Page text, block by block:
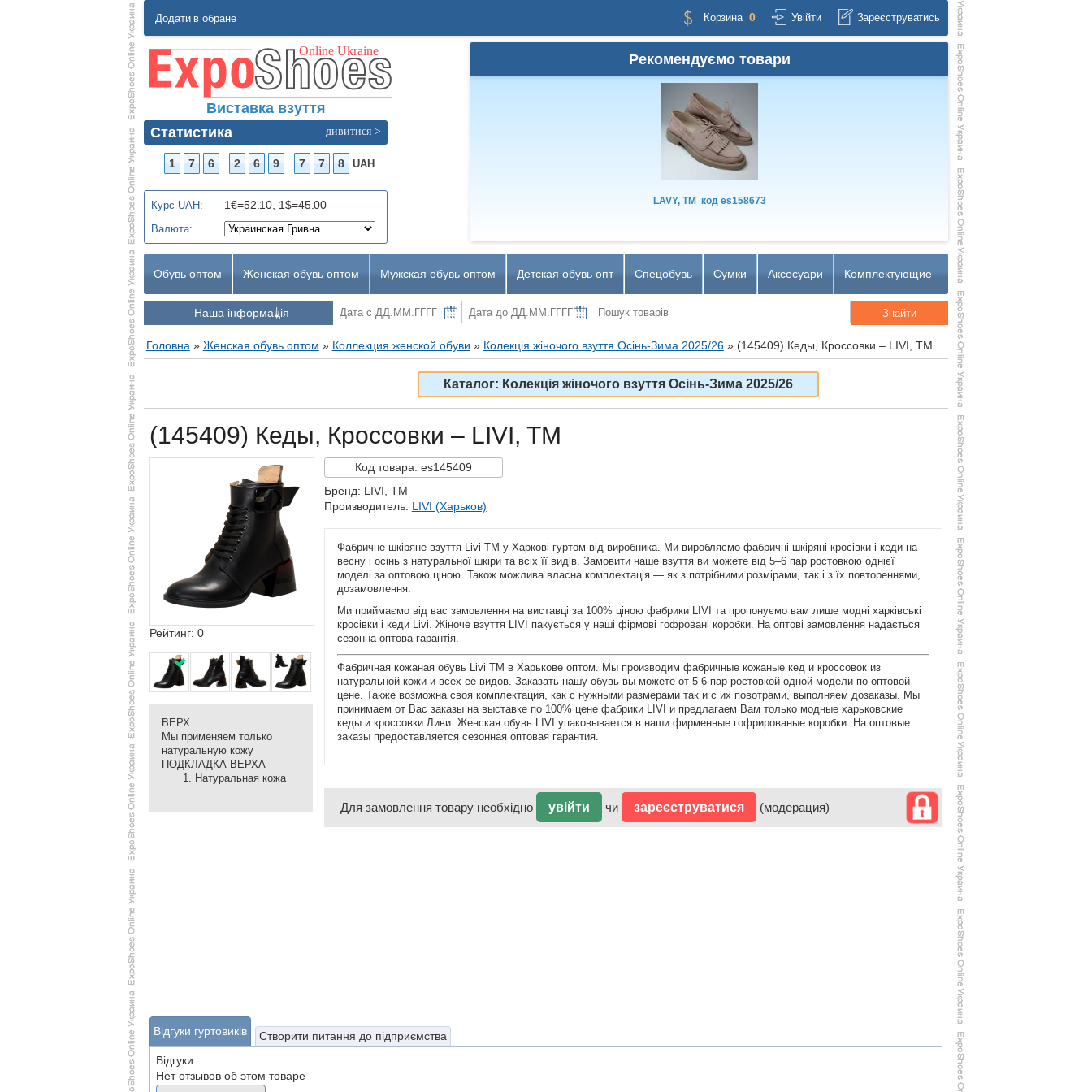
Додати в обране Корзина 0 Увійти Зареєструватись
Виставка взуття
Статистика
дивитися >
1 7 6 2 6 9 7 7 8 UAH
Курс UAH: 1€=52.10, 1$=45.00
Валюта:
Рекомендуємо товари
LAVY, TM кодes158673
Обувь оптом Женская обувь оптом Мужская обувь оптом Детская обувь опт Спецобувь Сумки Аксесуари Комплектующие
Наша інформація
Головна » Женская обувь оптом » Коллекция женской обуви » Колекція жіночого взуття Осінь-Зима 2025/26» (145409) Кеды, Кроссовки – LIVI, TM
Каталог: Колекція жіночого взуття Осінь-Зима 2025/26
(145409) Кеды, Кроссовки – LIVI, TM
Рейтинг: 0
ВЕРХ
Мы применяем только
натуральную кожу
ПОДКЛАДКА ВЕРХА
Натуральная кожа
Кодтовара: es145409
Бренд: LIVI, TM
Производитель: LIVI (Харьков)
Фабричне шкіряне взуття Livi TM у Харкові гуртом від виробника. Ми виробляємо фабричні шкіряні кросівки і кеди на
весну і осінь з натуральної шкіри та всіх її видів. Замовити наше взуття ви можете від 5–6 пар ростовкою однієї
моделі за оптовою ціною. Також можлива власна комплектація — як з потрібними розмірами, так і з їх повтореннями,
дозамовлення.
Ми приймаємо від вас замовлення на виставці за 100% ціною фабрики LIVI та пропонуємо вам лише модні харківські
кросівки і кеди Livi. Жіноче взуття LIVI пакується у наші фірмові гофровані коробки. На оптові замовлення надається
сезонна оптова гарантія.
Фабричная кожаная обувь Livi TM в Харькове оптом. Мы производим фабричные кожаные кед и кроссовок из
натуральной кожи и всех её видов. Заказать нашу обувь вы можете от 5-6 пар ростовкой одной модели по оптовой
цене. Также возможна своя комплектация, как с нужными размерами так и с их повотрами, выполняем дозаказы. Мы
принимаем от Вас заказы на выставке по 100% цене фабрики LIVI и предлагаем Вам только модные харьковские
кеды и кроссовки Ливи. Женская обувь LIVI упаковывается в наши фирменные гофрированые коробки. На оптовые
заказы предоставляется сезонная оптовая гарантия.
Для замовлення товару необхідно увійти чи зареєструватися (модерация)
Відгуки гуртовиків
Створити питання до підприємства
Відгуки
Нет отзывов об этом товаре